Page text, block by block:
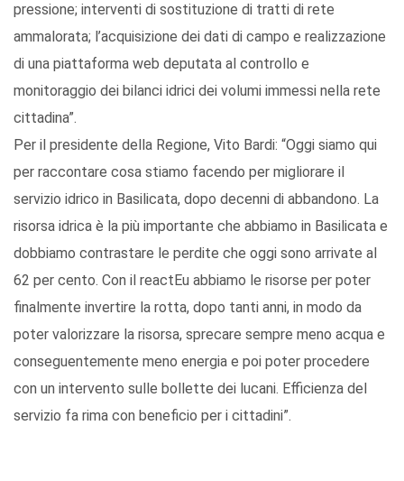
pressione; interventi di sostituzione di tratti di rete
ammalorata; l’acquisizione dei dati di campo e realizzazione
di una piattaforma web deputata al controllo e
monitoraggio dei bilanci idrici dei volumi immessi nella rete
cittadina”.
Per il presidente della Regione, Vito Bardi: “Oggi siamo qui
per raccontare cosa stiamo facendo per migliorare il
servizio idrico in Basilicata, dopo decenni di abbandono. La
risorsa idrica è la più importante che abbiamo in Basilicata e
dobbiamo contrastare le perdite che oggi sono arrivate al
62 per cento. Con il reactEu abbiamo le risorse per poter
finalmente invertire la rotta, dopo tanti anni, in modo da
poter valorizzare la risorsa, sprecare sempre meno acqua e
conseguentemente meno energia e poi poter procedere
con un intervento sulle bollette dei lucani. Efficienza del
servizio fa rima con beneficio per i cittadini”.